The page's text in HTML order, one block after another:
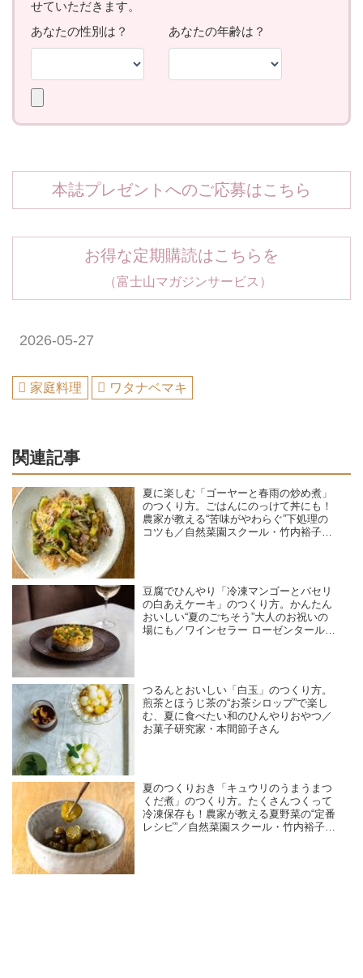
本誌プレゼントへのご応募はこちら
お得な定期購読はこちらを
（富士山マガジンサービス）
2026-05-27
家庭料理 ワタナベマキ
関連記事
夏に楽しむ「ゴーヤーと春雨の炒め煮」
のつくり方。ごはんにのっけて丼にも！
農家が教える“苦味がやわらぐ”下処理の
コツも／自然菜園スクール・竹内裕子さ
豆腐でひんやり「冷凍マンゴーとパセリ
の白あえケーキ」のつくり方。かんたん
おいしい“夏のごちそう”大人のお祝いの
場にも／ワインセラー ローゼンタール・
つるんとおいしい「白玉」のつくり方。
煎茶とほうじ茶の“お茶シロップ”で楽し
む、夏に食べたい和のひんやりおやつ／
お菓子研究家・本間節子さん
夏のつくりおき「キュウリのうまうまつ
くだ煮」のつくり方。たくさんつくって
冷凍保存も！農家が教える夏野菜の“定番
レシピ”／自然菜園スクール・竹内裕子さ